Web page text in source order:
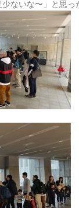
ないな〜」と思っ